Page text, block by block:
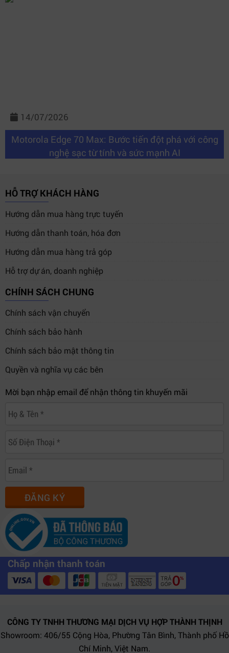
14/07/2026
Motorola Edge 70 Max: Bước tiến đột phá với công
nghệ sạc từ tính và sức mạnh AI
HỖ TRỢ KHÁCH HÀNG
Hướng dẫn mua hàng trực tuyến
Hướng dẫn thanh toán, hóa đơn
Hướng dẫn mua hàng trả góp
Hỗ trợ dự án, doanh nghiệp
CHÍNH SÁCH CHUNG
Chính sách vận chuyển
Chính sách bảo hành
Chính sách bảo mật thông tin
Quyền và nghĩa vụ các bên
Mời bạn nhập email để nhận thông tin khuyến mãi
ĐĂNG KÝ
Chấp nhận thanh toán
CÔNG TY TNHH THƯƠNG MẠI DỊCH VỤ HỢP THÀNH THỊNH
Showroom: 406/55 Cộng Hòa, Phường Tân Bình, Thành phố Hồ
Chí Minh, Việt Nam.